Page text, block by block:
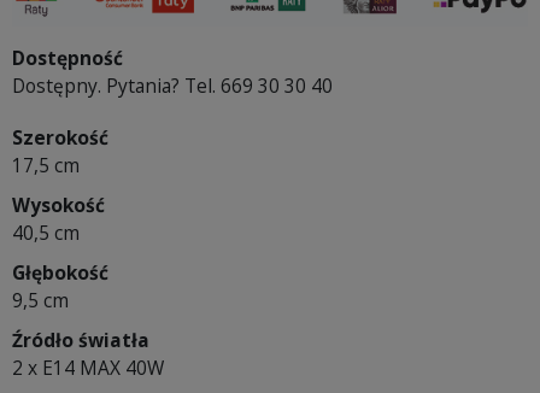
Dostępność
Dostępny. Pytania? Tel. 669 30 30 40
Szerokość
17,5 cm
Wysokość
40,5 cm
Głębokość
9,5 cm
Źródło światła
2 x E14 MAX 40W